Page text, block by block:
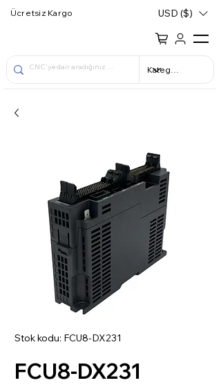
Ücretsiz Kargo USD ($)
Stok kodu: FCU8-DX231
FCU8-DX231